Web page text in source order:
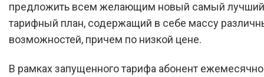
предложить всем желающим новый самый
тарифный план, содержащий в себе массу
возможностей, причем по низкой цене.
В рамках запущенного тарифа абонент